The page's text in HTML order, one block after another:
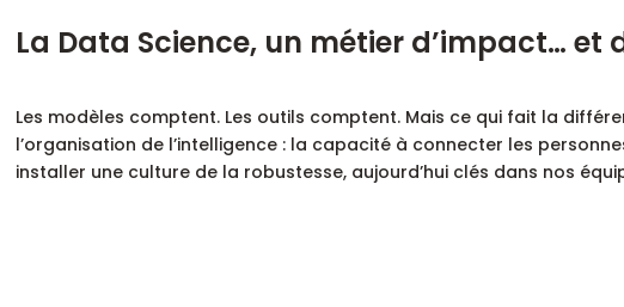
La Data Science, un métier d’impact… et
Les modèles comptent. Les outils comptent. Mais ce qui fait la
l’organisation de l’intelligence : la capacité à connecter les
installer une culture de la robustesse, aujourd’hui clés dans nos